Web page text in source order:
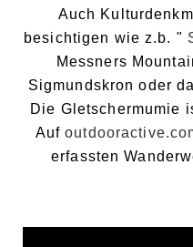
Auch
besichtigen wie z.b. "
Messners
Sigmundskron oder
Die Gletschermumie
Auf
erfassten